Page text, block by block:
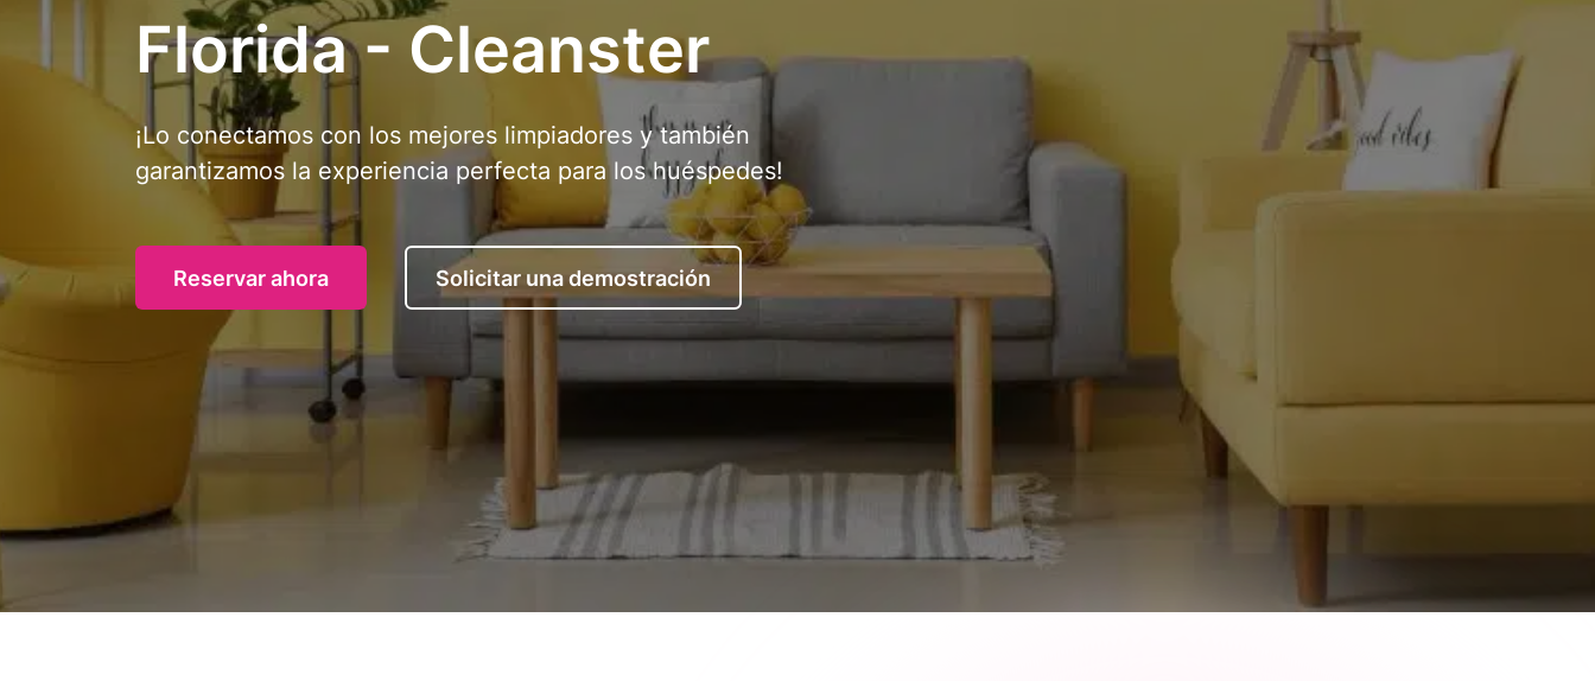
Florida - Cleanster
¡Lo conectamos con los mejores limpiadores y también
garantizamos la experiencia perfecta para los huéspedes!
Reservar ahora Solicitar una demostración